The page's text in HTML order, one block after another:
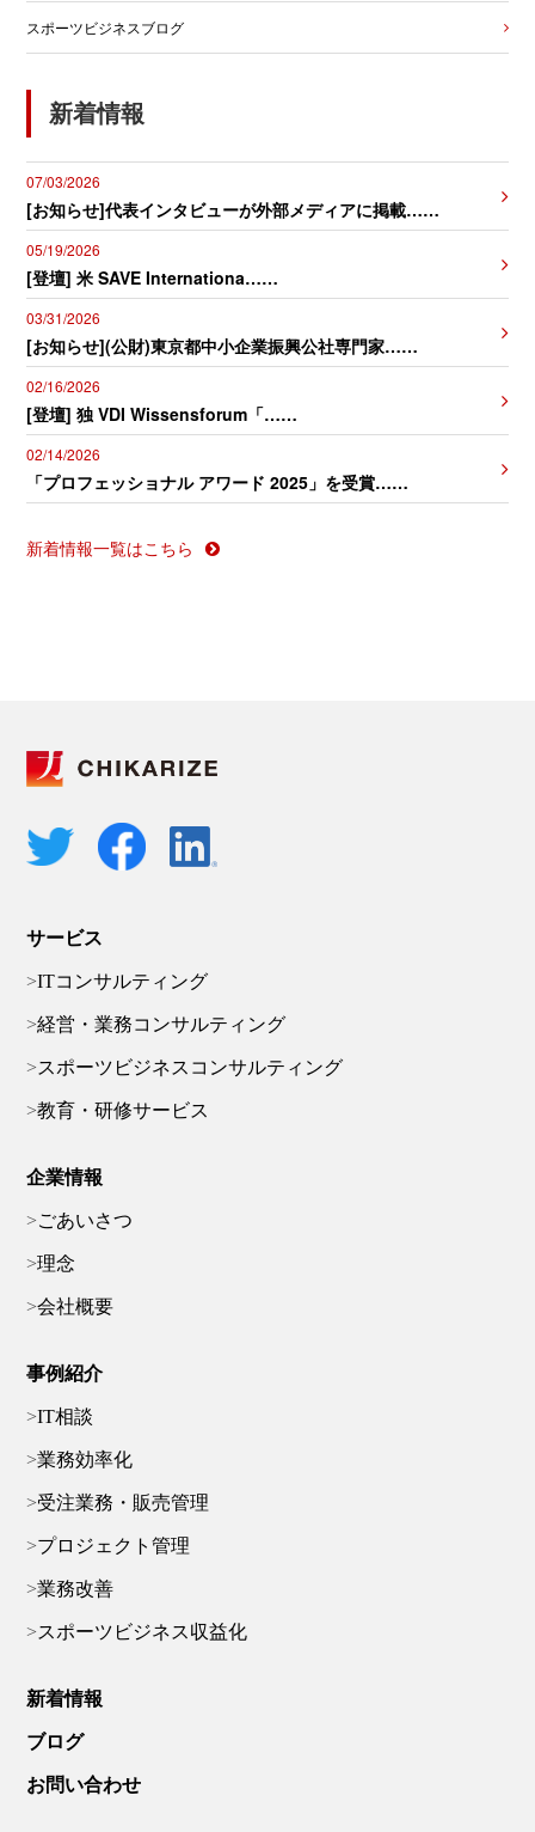
スポーツビジネスブログ
新着情報
07/03/2026
[お知らせ]代表インタビューが外部メディアに掲載……
05/19/2026
[登壇] 米 SAVE Internationa……
03/31/2026
[お知らせ](公財)東京都中小企業振興公社専門家……
02/16/2026
[登壇] 独 VDI Wissensforum「……
02/14/2026
「プロフェッショナル アワード 2025」を受賞……
新着情報一覧はこちら
サービス
ITコンサルティング
経営・業務コンサルティング
スポーツビジネスコンサルティング
教育・研修サービス
企業情報
ごあいさつ
理念
会社概要
事例紹介
IT相談
業務効率化
受注業務・販売管理
プロジェクト管理
業務改善
スポーツビジネス収益化
新着情報
ブログ
お問い合わせ